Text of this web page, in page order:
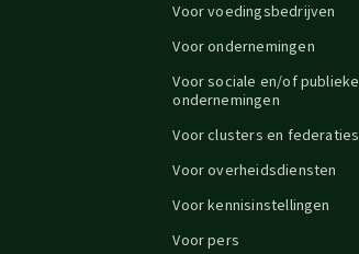
Voor voedingsbedrijven
Voor ondernemingen
Voor sociale en/of publieke
ondernemingen
Voor clusters en federaties
Voor overheidsdiensten
Voor kennisinstellingen
Voor pers